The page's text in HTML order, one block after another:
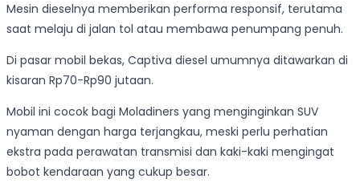
Mesin dieselnya memberikan performa responsif, terutama
saat melaju di jalan tol atau membawa penumpang penuh.
Di pasar mobil bekas, Captiva diesel umumnya ditawarkan di
kisaran Rp70-Rp90 jutaan.
Mobil ini cocok bagi Moladiners yang menginginkan SUV
nyaman dengan harga terjangkau, meski perlu perhatian
ekstra pada perawatan transmisi dan kaki-kaki mengingat
bobot kendaraan yang cukup besar.